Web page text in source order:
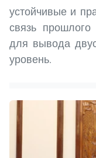
устойчивые и
связь
для вывода
уровень.